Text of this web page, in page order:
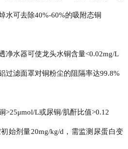
水可去除40%-60%的吸附态铜
净水器可使龙头水铜含量<0.02mg/L
过滤面罩对铜粉尘的阻隔率达99.8%
>25μmol/L或尿铜/肌酐比值>0.12
始剂量20mg/kg/d，需监测尿蛋白变